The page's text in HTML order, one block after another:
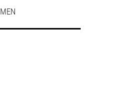
MEN